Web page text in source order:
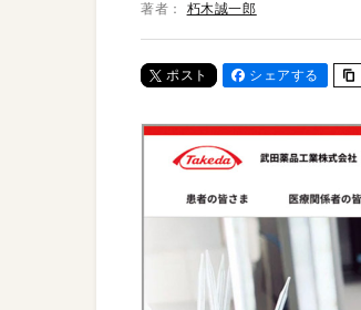
著者： 朽木誠一郎
ポスト シェアする